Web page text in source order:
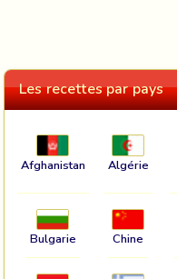
Les recettes par pays
Afghanistan Algérie
Bulgarie Chine